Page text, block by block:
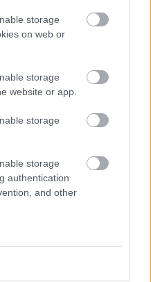
storage
on web or
storage
website or app.
storage
storage
authentication
and other